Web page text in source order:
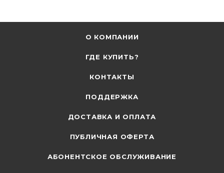
О КОМПАНИИ
ГДЕ КУПИТЬ?
КОНТАКТЫ
ПОДДЕРЖКА
ДОСТАВКА И ОПЛАТА
ПУБЛИЧНАЯ ОФЕРТА
АБОНЕНТСКОЕ ОБСЛУЖИВАНИЕ